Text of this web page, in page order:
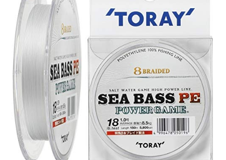
PEラインに必須のショックリーダーもチェック！
PEラインの売れ筋ランキングもチェック！